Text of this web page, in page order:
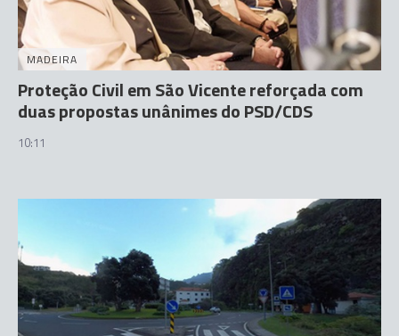
MADEIRA
Proteção Civil em São Vicente reforçada com
duas propostas unânimes do PSD/CDS
10:11